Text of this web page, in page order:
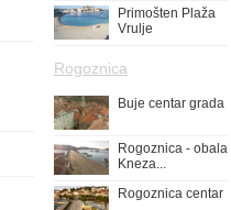
Primošten Plaža
Vrulje
Rogoznica
Buje centar grada
Rogoznica - obala
Kneza...
Rogoznica centar